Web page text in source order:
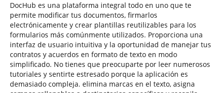
DocHub es una plataforma integral todo en uno que te
permite modificar tus documentos, firmarlos
electrónicamente y crear plantillas reutilizables para los
formularios más comúnmente utilizados. Proporciona una
interfaz de usuario intuitiva y la oportunidad de manejar tus
contratos y acuerdos en formato de texto en modo
simplificado. No tienes que preocuparte por leer numerosos
tutoriales y sentirte estresado porque la aplicación es
demasiado compleja. elimina marcas en el texto, asigna